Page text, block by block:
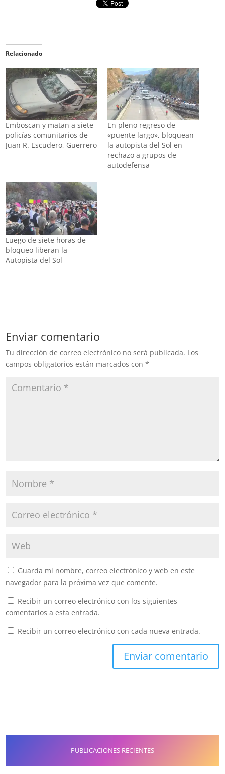
Relacionado
Emboscan y matan a siete
policías comunitarios de
Juan R. Escudero, Guerrero
En pleno regreso de
«puente largo», bloquean
la autopista del Sol en
rechazo a grupos de
autodefensa
Luego de siete horas de
bloqueo liberan la
Autopista del Sol
Enviar comentario
Tu dirección de correo electrónico no será publicada. Los
campos obligatorios están marcados con*
Guarda mi nombre, correo electrónico y web en este
navegador para la próxima vez que comente.
Recibir un correo electrónico con los siguientes
comentarios a esta entrada.
Recibir un correo electrónico con cada nueva entrada.
PUBLICACIONES RECIENTES